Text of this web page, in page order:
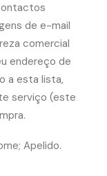
de e-mail
comercial
endereço de
a esta lista,
serviço (este
Apelido.